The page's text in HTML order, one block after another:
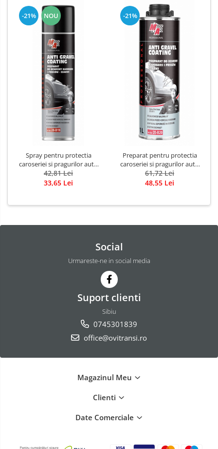
-21% NOU
Spray pentru protectia
caroseriei si pragurilor auto
vopsibil, 600 ml
42,81 Lei
33,65 Lei
-21%
Preparat pentru protectia
caroseriei si pragurilor auto
pentru pistol 1 L
61,72 Lei
48,55 Lei
Social
Urmareste-ne in social media
Suport clienti
Sibiu
0745301839
office@ovitransi.ro
Magazinul Meu
Clienti
Date Comerciale